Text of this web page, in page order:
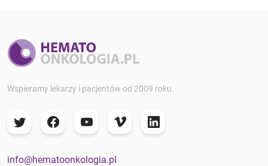
Wspieramy lekarzy i pacjentów od 2009 roku.
info@hematoonkologia.pl